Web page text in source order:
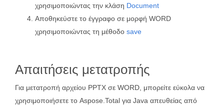
χρησιμοποιώντας την κλάση Document
Αποθηκεύστε το έγγραφο σε μορφή WORD
χρησιμοποιώντας τη μέθοδο save
Απαιτήσεις μετατροπής
Για μετατροπή αρχείου PPTX σε WORD, μπορείτε εύκολα να
χρησιμοποιήσετε το Aspose.Total για Java απευθείας από